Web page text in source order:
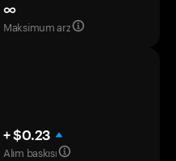
∞
Maksimum arz
+ $0.23
Alım baskısı